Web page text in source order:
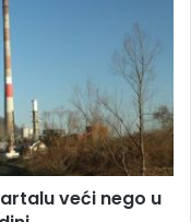
veći nego u